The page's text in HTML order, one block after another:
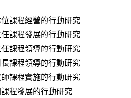
課程經營的行動研究
課程發展的行動研究
課程領導的行動研究
課程領導的行動研究
課程實施的行動研究
程發展的行動研究